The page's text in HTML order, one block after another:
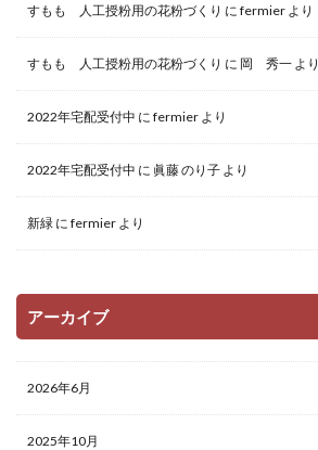
すもも 人工授粉用の花粉づくり に fermier より
すもも 人工授粉用の花粉づくり に 岡 秀一 より
2022年宅配受付中 に fermier より
2022年宅配受付中 に 眞藤 のり子 より
新緑 に fermier より
アーカイブ
2026年6月
2025年10月